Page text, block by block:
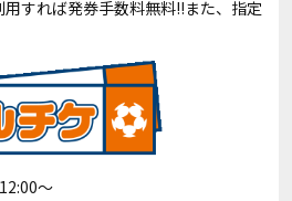
すれば発券手数料無料!!また、指定
〜